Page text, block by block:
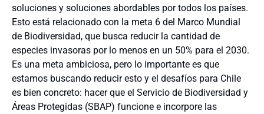
soluciones y soluciones abordables por todos los países.
Esto está relacionado con la meta 6 del Marco Mundial
de Biodiversidad, que busca reducir la cantidad de
especies invasoras por lo menos en un 50% para el 2030.
Es una meta ambiciosa, pero lo importante es que
estamos buscando reducir esto y el desafíos para Chile
es bien concreto: hacer que el Servicio de Biodiversidad y
Áreas Protegidas (SBAP) funcione e incorpore las